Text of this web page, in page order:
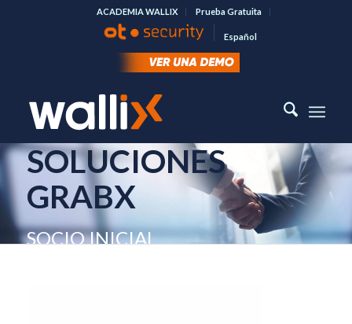
ACADEMIA WALLIX Prueba Gratuita
Español
SOLUCIONES
GRABX
SOCIO INICIAL